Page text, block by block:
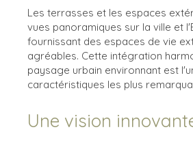
Les terrasses et les espaces
vues panoramiques sur la ville et
fournissant des espaces de vie
agréables. Cette intégration
paysage urbain environnant est
caractéristiques les plus
Une vision